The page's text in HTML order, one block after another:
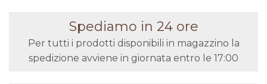
Spediamo in 24 ore
Per tutti i prodotti disponibili in magazzino la
spedizione avviene in giornata entro le 17:00